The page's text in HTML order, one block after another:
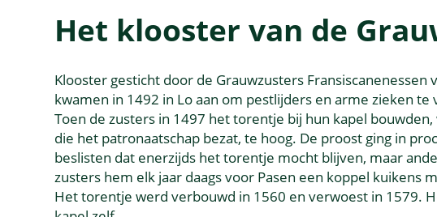
Het klooster van de
Klooster gesticht door de Grauwzusters
kwamen in 1492 in Lo aan om pestlijders en arme zieken te
Toen de zusters in 1497 het torentje bij hun kapel
die het patronaatschap bezat, te hoog. De proost ging in
beslisten dat enerzijds het torentje mocht blijven, maar
zusters hem elk jaar daags voor Pasen een koppel kuikens
Het torentje werd verbouwd in 1560 en verwoest in 1579.